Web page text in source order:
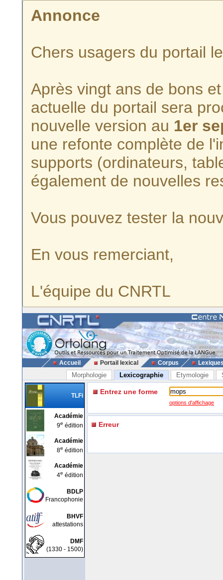
Annonce
Chers usagers du portail
Après vingt ans de bons
actuelle du portail sera
nouvelle version au 1er
une refonte complète de
supports (ordinateurs,
également de nouvelles
Vous pouvez tester la
En vous remerciant,
L'équipe du CNRTL
Accueil Portail lexical Corpus
Morphologie Lexicographie Etymologie
TLFi
Académie
9e édition
Académie
8e édition
Académie
4e édition
BDLP
Francophonie
BHVF
attestations
DMF
(1330 - 1500)
Entrez une forme
options d'affichage
Erreur